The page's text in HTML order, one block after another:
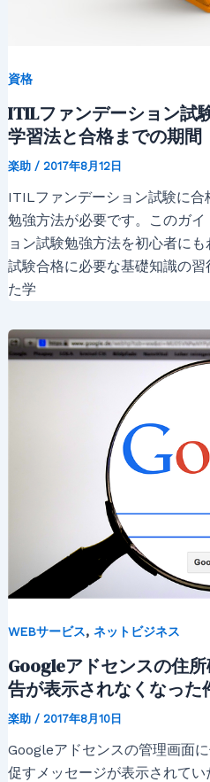
資格
ITILファンデーション試
学習法と合格までの期間
楽助 / 2017年8月12日
ITILファンデーション試験に合
勉強方法が必要です。このガ
ョン試験勉強方法を初心者にも
試験合格に必要な基礎知識の
た学
WEBサービス, ネットビジネス
Googleアドセンスの住
告が表示されなくなった
楽助 / 2017年8月10日
Googleアドセンスの管理画面
促すメッセージが表示されて